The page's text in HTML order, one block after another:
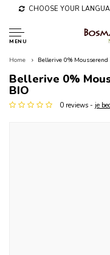
CHOOSE YOUR
MENU
Home Bellerive 0%
Bellerive 0%
BIO
0 reviews - je